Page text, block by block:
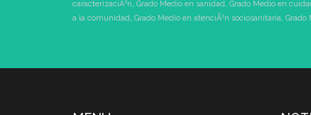
caracterizaciÃ³n, Grado Medio en sanidad, Grado Medio en
a la comunidad, Grado Medio en atenciÃ³n sociosanitaria, Grado